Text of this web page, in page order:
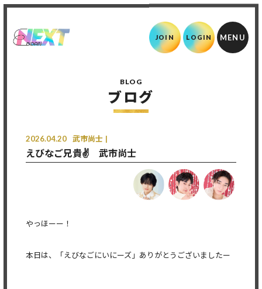
JOIN LOGIN
BLOG
ブログ
2026.04.20 武市尚士
えびなご兄貴✌️ 武市尚士
やっほーー！
本日は、「えびなごにいにーズ」ありがとうございましたー